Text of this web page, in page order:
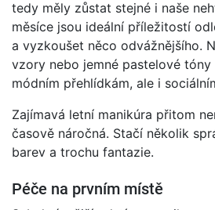
tedy měly zůstat stejné i naše
měsíce jsou ideální příležitostí
a vyzkoušet něco odvážnějšího.
vzory nebo jemné pastelové
módním přehlídkám, ale i
Zajímavá letní manikúra přitom
časově náročná. Stačí několik
barev a trochu fantazie.
Péče na prvním místě